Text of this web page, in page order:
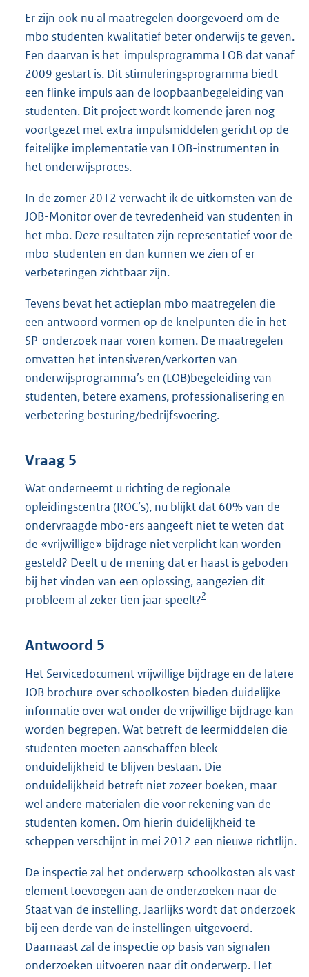
Er zijn ook nu al maatregelen doorgevoerd om de
mbo studenten kwalitatief beter onderwijs te geven.
Een daarvan is het impulsprogramma LOB dat vanaf
2009 gestart is. Dit stimuleringsprogramma biedt
een flinke impuls aan de loopbaanbegeleiding van
studenten. Dit project wordt komende jaren nog
voortgezet met extra impulsmiddelen gericht op de
feitelijke implementatie van LOB-instrumenten in
het onderwijsproces.
In de zomer 2012 verwacht ik de uitkomsten van de
JOB-Monitor over de tevredenheid van studenten in
het mbo. Deze resultaten zijn representatief voor de
mbo-studenten en dan kunnen we zien of er
verbeteringen zichtbaar zijn.
Tevens bevat het actieplan mbo maatregelen die
een antwoord vormen op de knelpunten die in het
SP-onderzoek naar voren komen. De maatregelen
omvatten het intensiveren/verkorten van
onderwijsprogramma’s en (LOB)begeleiding van
studenten, betere examens, professionalisering en
verbetering besturing/bedrijfsvoering.
Vraag 5
Wat onderneemt u richting de regionale
opleidingscentra (ROC’s), nu blijkt dat 60% van de
ondervraagde mbo-ers aangeeft niet te weten dat
de «vrijwillige» bijdrage niet verplicht kan worden
gesteld? Deelt u de mening dat er haast is geboden
bij het vinden van een oplossing, aangezien dit
probleem al zeker tien jaar speelt?2
Antwoord 5
Het Servicedocument vrijwillige bijdrage en de latere
JOB brochure over schoolkosten bieden duidelijke
informatie over wat onder de vrijwillige bijdrage kan
worden begrepen. Wat betreft de leermiddelen die
studenten moeten aanschaffen bleek
onduidelijkheid te blijven bestaan. Die
onduidelijkheid betreft niet zozeer boeken, maar
wel andere materialen die voor rekening van de
studenten komen. Om hierin duidelijkheid te
scheppen verschijnt in mei 2012 een nieuwe richtlijn.
De inspectie zal het onderwerp schoolkosten als vast
element toevoegen aan de onderzoeken naar de
Staat van de instelling. Jaarlijks wordt dat onderzoek
bij een derde van de instellingen uitgevoerd.
Daarnaast zal de inspectie op basis van signalen
onderzoeken uitvoeren naar dit onderwerp. Het